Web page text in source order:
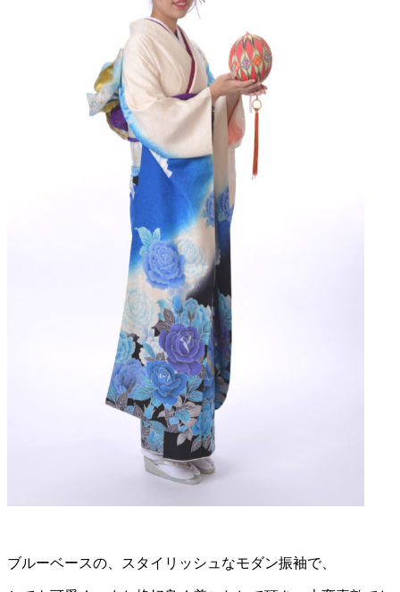
ブルーベースの、スタイリッシュなモダン振袖で、